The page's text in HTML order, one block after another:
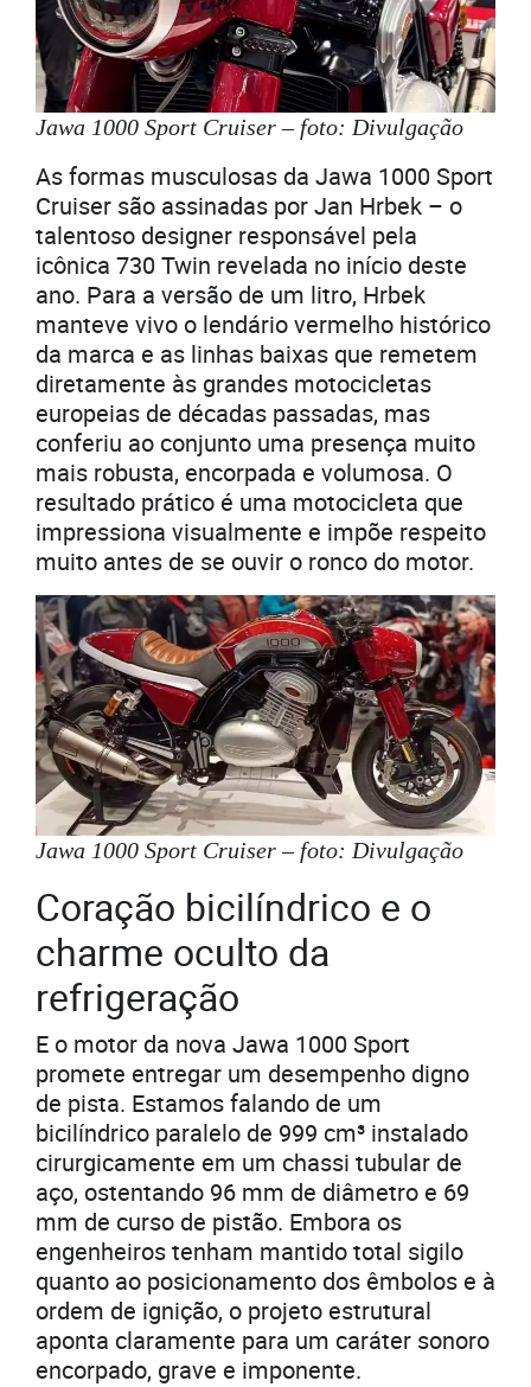
Jawa 1000 Sport Cruiser – foto: Divulgação
As formas musculosas da Jawa 1000 Sport
Cruiser são assinadas por Jan Hrbek – o
talentoso designer responsável pela
icônica 730 Twin revelada no início deste
ano. Para a versão de um litro, Hrbek
manteve vivo o lendário vermelho histórico
da marca e as linhas baixas que remetem
diretamente às grandes motocicletas
europeias de décadas passadas, mas
conferiu ao conjunto uma presença muito
mais robusta, encorpada e volumosa. O
resultado prático é uma motocicleta que
impressiona visualmente e impõe respeito
muito antes de se ouvir o ronco do motor.
Jawa 1000 Sport Cruiser – foto: Divulgação
Coração bicilíndrico e o
charme oculto da
refrigeração
E o motor da nova Jawa 1000 Sport
promete entregar um desempenho digno
de pista. Estamos falando de um
bicilíndrico paralelo de 999 cm³ instalado
cirurgicamente em um chassi tubular de
aço, ostentando 96 mm de diâmetro e 69
mm de curso de pistão. Embora os
engenheiros tenham mantido total sigilo
quanto ao posicionamento dos êmbolos e à
ordem de ignição, o projeto estrutural
aponta claramente para um caráter sonoro
encorpado, grave e imponente.